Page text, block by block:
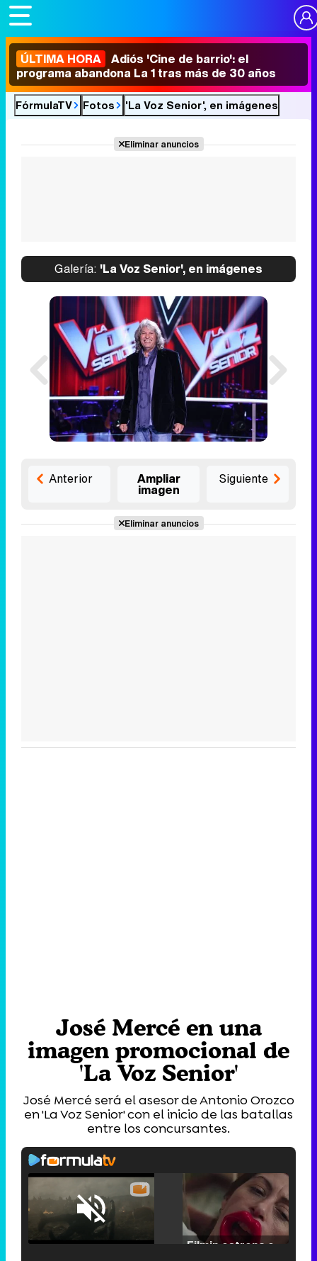
ÚLTIMA HORA Adiós 'Cine de barrio': el
programa abandona La 1 tras más de 30 años
FórmulaTV Fotos 'La Voz Senior', en imágenes
Eliminar anuncios
Galería: 'La Voz Senior', en imágenes
Anterior Ampliar
imagen
Siguiente
Eliminar anuncios
José Mercé en una
imagen promocional de
'La Voz Senior'
José Mercé será el asesor de Antonio Orozco
en 'La Voz Senior' con el inicio de las batallas
entre los concursantes.
/
Loaded: